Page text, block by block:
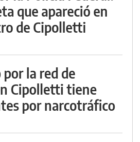
que apareció en
de Cipolletti
por la red de
Cipolletti tiene
por narcotráfico